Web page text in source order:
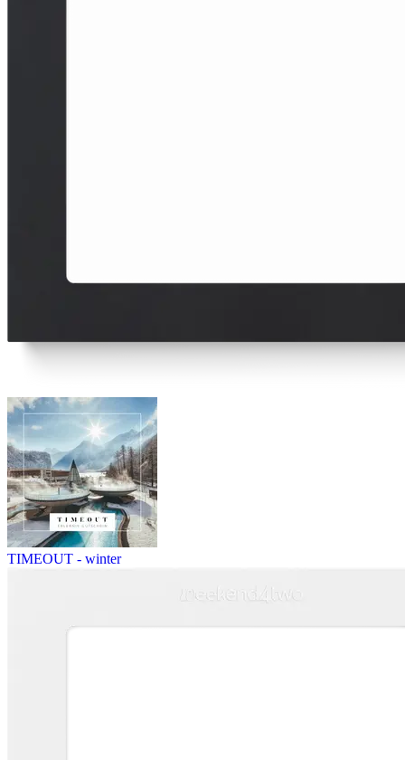
TIMEOUT - winter